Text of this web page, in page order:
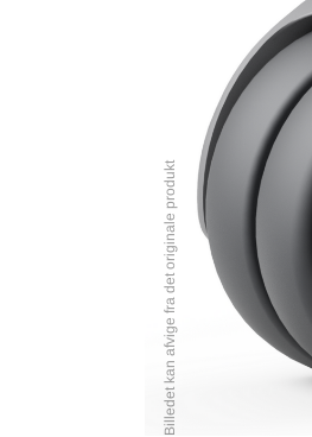
Billedet kan afvige fra det originale produkt